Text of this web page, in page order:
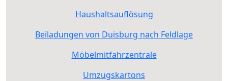
Haushaltsauflösung
Beiladungen von Duisburg nach Feldlage
Möbelmitfahrzentrale
Umzugskartons